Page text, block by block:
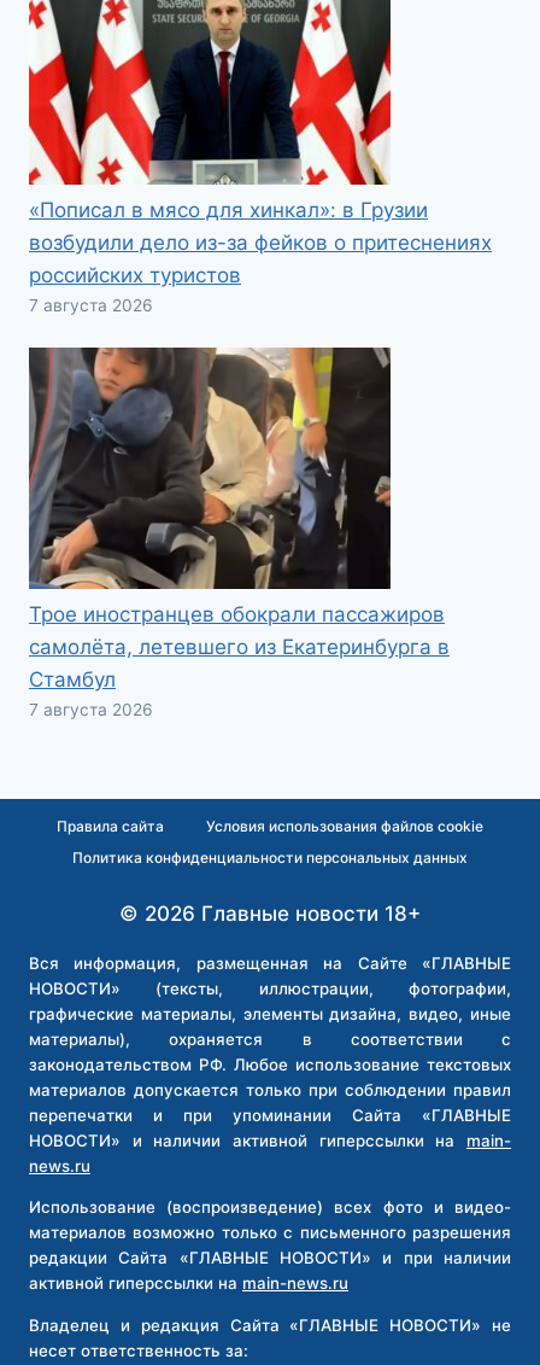
«Пописал в мясо для хинкал»: в Грузии
возбудили дело из-за фейков о притеснениях
российских туристов
7 августа 2026
Трое иностранцев обокрали пассажиров
самолёта, летевшего из Екатеринбурга в
Стамбул
7 августа 2026
Правила сайта
Условия использования файлов cookie
Политика конфиденциальности персональных данных
© 2026 Главные новости 18+
Вся информация, размещенная на Сайте «ГЛАВНЫЕ
НОВОСТИ» (тексты, иллюстрации, фотографии,
графические материалы, элементы дизайна, видео, иные
материалы), охраняется в соответствии с
законодательством РФ. Любое использование текстовых
материалов допускается только при соблюдении правил
перепечатки и при упоминании Сайта «ГЛАВНЫЕ
НОВОСТИ» и наличии активной гиперссылки на main-
news.ru
Использование (воспроизведение) всех фото и видео-
материалов возможно только с письменного разрешения
редакции Сайта «ГЛАВНЫЕ НОВОСТИ» и при наличии
активной гиперссылки на main-news.ru
Владелец и редакция Сайта «ГЛАВНЫЕ НОВОСТИ» не
несет ответственность за: